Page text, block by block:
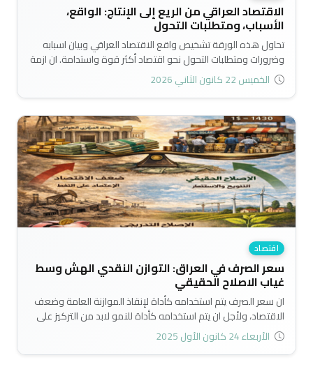
الاقتصاد العراقي من الريع إلى الإنتاج: الواقع،
الأسباب، ومتطلبات التحول
تحاول هذه الورقة تشخيص واقع الاقتصاد العراقي وبيان اسبابه
وضرورات ومتطلبات التحول نحو اقتصاد أكثر قوة واستدامة. ان ازمة
الاقتصاد العراقي لا تتعلق بالموارد بقدر ما تتعلق بالثقافة
والمؤسسات والنظام الاقتصادي. حيث يمتلك العراق الكثير من
الموارد، خصوصاً النفطية التي جعلته يحتل مراتب متقدمة عالمياً؛ إلا
أنه لازال اقتصاداً ضعيفاً هشاً وعرضة للصدمات الخارجية..
الخميس 22 كانون الثاني 2026
اقتصاد
سعر الصرف في العراق: التوازن النقدي الهش وسط
غياب الاصلاح الحقيقي
ان سعر الصرف يتم استخدامه كأداة لإنقاذ الموازنة العامة وضعف
الاقتصاد، ولأجل ان يتم استخدامه كأداة للنمو لابد من التركيز على
اعتباره كنتيجة للإصلاح الاقتصادي لا كبداية وفق خطة مدروسة
بعناية..الأربعاء 24 كانون الأول 2025